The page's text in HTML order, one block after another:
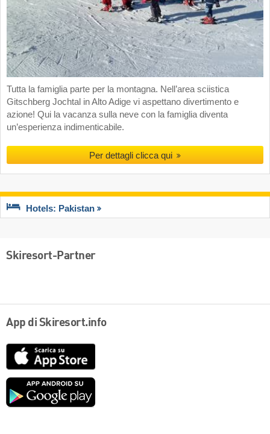
Tutta la famiglia parte per la montagna. Nell’area sciistica
Gitschberg Jochtal in Alto Adige vi aspettano divertimento e
azione! Qui la vacanza sulla neve con la famiglia diventa
un’esperienza indimenticabile.
Per dettagli clicca qui
Hotels: Pakistan
Skiresort-Partner
App di Skiresort.info
Google